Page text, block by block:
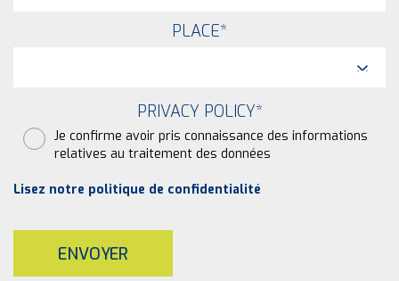
PLACE*
PRIVACY POLICY*
Je confirme avoir pris connaissance des informations
relatives au traitement des données
Lisez notre politique de confidentialité
ENVOYER